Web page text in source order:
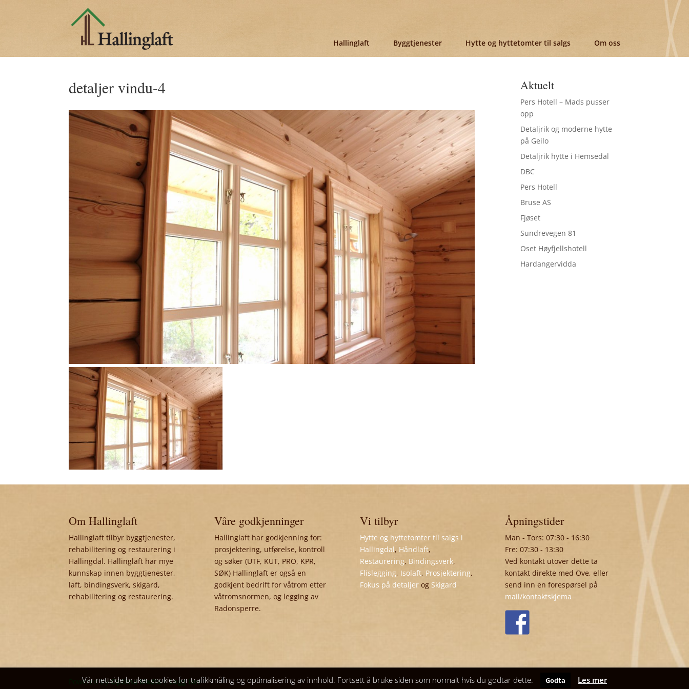
Hallinglaft Byggtjenester Hytte og hyttetomter til salgs Om oss
detaljer vindu-4 Aktuelt
Pers Hotell – Mads pusser
opp
Detaljrik og moderne hytte
på Geilo
Detaljrik hytte i Hemsedal
DBC
Pers Hotell
Bruse AS
Fjøset
Sundrevegen 81
Oset Høyfjellshotell
Hardangervidda
Om Hallinglaft
Hallinglaft tilbyr byggtjenester,
rehabilitering og restaurering i
Hallingdal. Hallinglaft har mye
kunnskap innen byggtjenester,
laft, bindingsverk, skigard,
rehabilitering og restaurering.
Våre godkjenninger
Hallinglaft har godkjenning for:
prosjektering, utførelse, kontroll
og søker (UTF, KUT, PRO, KPR,
SØK) Hallinglaft er også en
godkjent bedrift for våtrom etter
våtromsnormen, og legging av
Radonsperre.
Vi tilbyr
Hytte og hyttetomter til salgs i
Hallingdal, Håndlaft,
Restaurering, Bindingsverk,
Flislegging, Isolaft, Prosjektering,
Fokus på detaljerog Skigard
Åpningstider
Man - Tors: 07:30 - 16:30
Fre: 07:30 - 13:30
Ved kontakt utover dette ta
kontakt direkte med Ove, eller
send inn en forespørsel på
mail/kontaktskjema
Powered byOptima Media|Logg inn
Vår nettside bruker cookies for trafikkmåling og optimalisering av innhold. Fortsett å bruke siden som normalt hvis du godtar dette. Godta Les mer